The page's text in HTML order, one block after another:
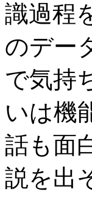
識過程
のデー
で気持
いは機
話も面
説を出